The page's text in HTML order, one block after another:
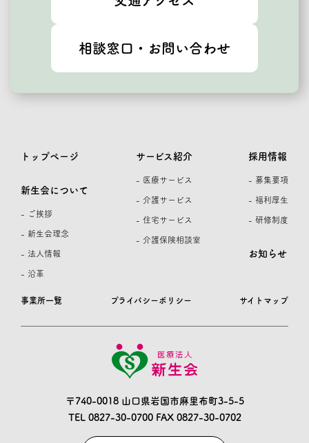
相談窓口・お問い合わせ
〒740-0018 山口県岩国市麻里布町3-5-5
TEL 0827-30-0700FAX 0827-30-0702
事業所一覧 プライバシーポリシー サイトマップ
トップページ
新生会について
- ご挨拶
- 新生会理念
- 法人情報
- 沿革
サービス紹介
- 医療サービス
- 介護サービス
- 住宅サービス
- 介護保険相談室
採用情報
- 募集要項
- 福利厚生
- 研修制度
お知らせ